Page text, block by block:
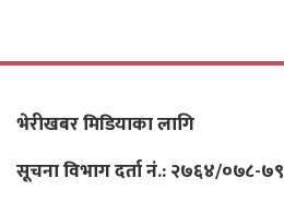
भेरीखबर मिडियाका लागि
सूचना विभाग दर्ता नं.: २७६४/०७८-७९